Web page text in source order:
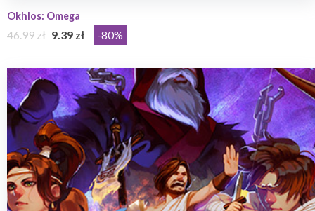
Okhlos: Omega
46.99 zł 9.39 zł -80%